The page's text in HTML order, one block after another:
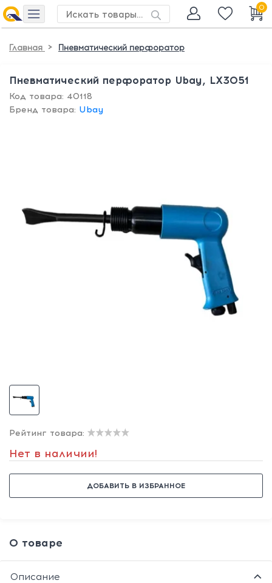
0
Главная > Пневматический перфоратор
Пневматический перфоратор Ubay, LX3051
Код товара: 40118
Бренд товара: Ubay
Рейтинг товара:
Нет в наличии!
ДОБАВИТЬ В ИЗБРАННОЕ
О товаре
Описание